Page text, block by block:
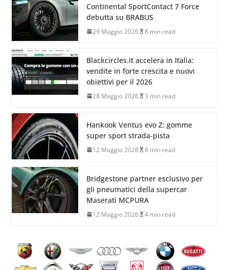
Continental SportContact 7 Force
debutta su BRABUS
29 Maggio 2026 8 min read
Blackcircles.it accelera in Italia:
vendite in forte crescita e nuovi
obiettivi per il 2026
28 Maggio 2026 3 min read
Hankook Ventus evo Z: gomme
super sport strada-pista
12 Maggio 2026 8 min read
Bridgestone partner esclusivo per
gli pneumatici della supercar
Maserati MCPURA
12 Maggio 2026 4 min read